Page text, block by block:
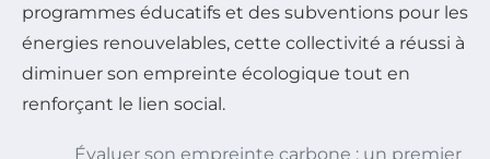
programmes éducatifs et des subventions pour les
énergies renouvelables, cette collectivité a réussi à
diminuer son empreinte écologique tout en
renforçant le lien social.
Évaluer son empreinte carbone : un premier